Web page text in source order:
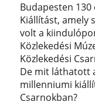
Budapesten 130
Kiállítást, amely
volt a
Közlekedési
Közlekedési
De mit láthatott
millenniumi
Csarnokban?